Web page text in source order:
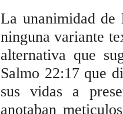
La unanimidad de
ninguna variante
alternativa que
Salmo 22:17 que
sus vidas a
anotaban